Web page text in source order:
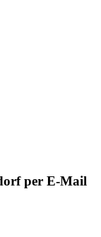
per E-Mail